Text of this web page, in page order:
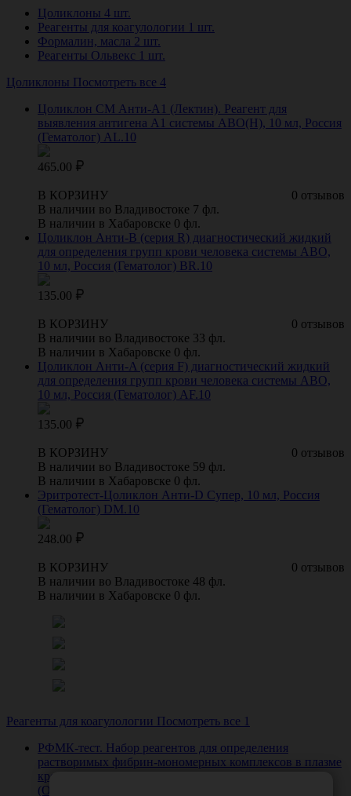
Цоликлоны 4 шт.
Реагенты для коагулологии 1 шт.
Формалин, масла 2 шт.
Реагенты Ольвекс 1 шт.
Цоликлоны Посмотреть все 4
Цоликлон СМ Анти-A1 (Лектин). Реагент для
выявления антигена А1 системы АВО(Н), 10 мл, Россия
(Гематолог) AL.10
465.00
0 отзывов
В КОРЗИНУ
В наличии во Владивостоке 7 фл.
В наличии в Хабаровске 0 фл.
Цоликлон Анти-B (серия R) диагностический жидкий
для определения групп крови человека системы АВО,
10 мл, Россия (Гематолог) BR.10
135.00
0 отзывов
В КОРЗИНУ
В наличии во Владивостоке 33 фл.
В наличии в Хабаровске 0 фл.
Цоликлон Анти-A (серия F) диагностический жидкий
для определения групп крови человека системы АВО,
10 мл, Россия (Гематолог) AF.10
135.00
0 отзывов
В КОРЗИНУ
В наличии во Владивостоке 59 фл.
В наличии в Хабаровске 0 фл.
Эритротест-Цоликлон Анти-D Супер, 10 мл, Россия
(Гематолог) DM.10
248.00
0 отзывов
В КОРЗИНУ
В наличии во Владивостоке 48 фл.
В наличии в Хабаровске 0 фл.
Реагенты для коагулологии Посмотреть все 1
РФМК-тест. Набор реагентов для определения
растворимых фибрин-мономерных комплексов в плазме
крови (флаконный вариант), 200 определений, Россия
(ООО Фирма "Технология-Стандарт") 081